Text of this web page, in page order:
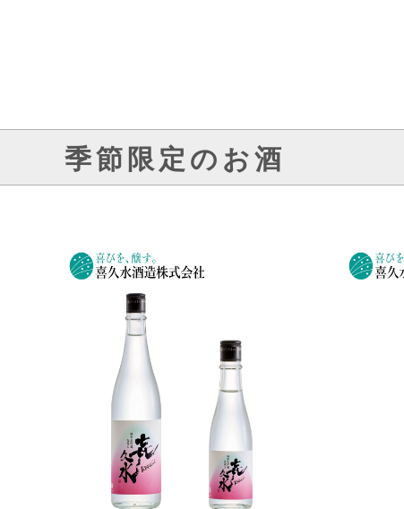
季節限定のお酒